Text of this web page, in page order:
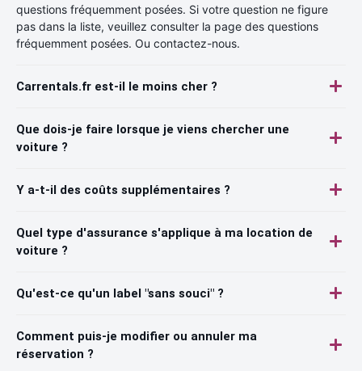
questions fréquemment posées. Si votre question ne figure
pas dans la liste, veuillez consulter la page des questions
fréquemment posées. Ou contactez-nous.
Carrentals.fr est-il le moins cher ?
Que dois-je faire lorsque je viens chercher une
voiture ?
Y a-t-il des coûts supplémentaires ?
Quel type d'assurance s'applique à ma location de
voiture ?
Qu'est-ce qu'un label "sans souci" ?
Comment puis-je modifier ou annuler ma
réservation ?